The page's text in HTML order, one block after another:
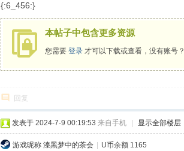
{:6_456:}
本帖子中包含更多资源
您需要 登录 才可以下载或查看，没有账号？
回复
发表于 2024-7-9 00:19:53 来自手机 显示全部楼层
游戏昵称 漆黑梦中的茶会 U币余额 1165